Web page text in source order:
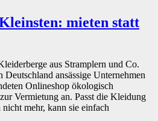
mieten statt
aus Stramplern und Co.
Deutschland ansässige Unternehmen
Onlineshop ökologisch
Vermietung an. Passt die Kleidung
mehr, kann sie einfach